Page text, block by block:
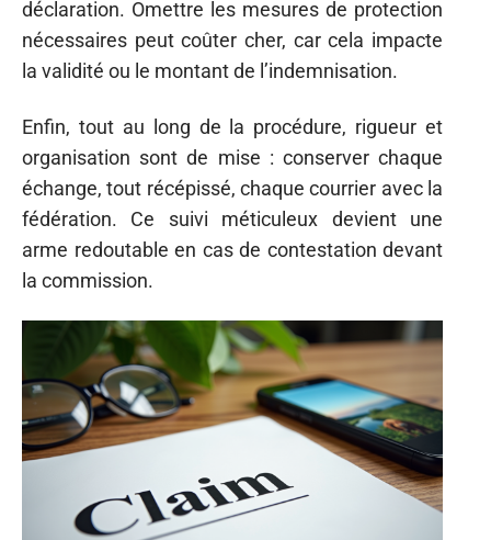
déclaration. Omettre les mesures de protection
nécessaires peut coûter cher, car cela impacte
la validité ou le montant de l’indemnisation.
Enfin, tout au long de la procédure, rigueur et
organisation sont de mise : conserver chaque
échange, tout récépissé, chaque courrier avec la
fédération. Ce suivi méticuleux devient une
arme redoutable en cas de contestation devant
la commission.